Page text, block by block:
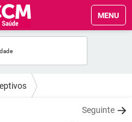
MENU
Seguinte